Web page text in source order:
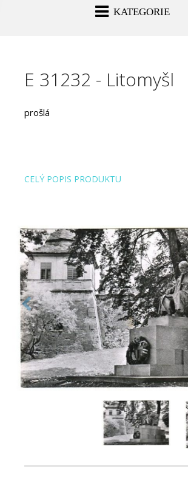
KATEGORIE
E 31232 - Litomyšl
prošlá
CELÝ POPIS PRODUKTU